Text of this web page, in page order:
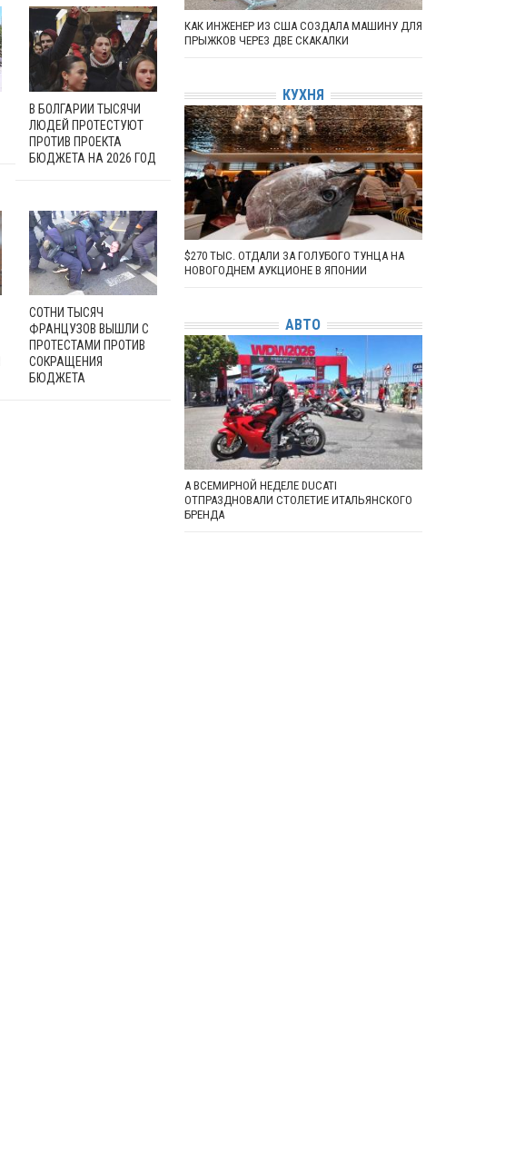
В БОЛГАРИИ ТЫСЯЧИ
ЛЮДЕЙ ПРОТЕСТУЮТ
ПРОТИВ ПРОЕКТА
БЮДЖЕТА НА 2026 ГОД
СОТНИ ТЫСЯЧ
ФРАНЦУЗОВ ВЫШЛИ С
ПРОТЕСТАМИ ПРОТИВ
СОКРАЩЕНИЯ
БЮДЖЕТА
КАК ИНЖЕНЕР ИЗ США СОЗДАЛА МАШИНУ ДЛЯ
ПРЫЖКОВ ЧЕРЕЗ ДВЕ СКАКАЛКИ
КУХНЯ
$270 ТЫС. ОТДАЛИ ЗА ГОЛУБОГО ТУНЦА НА
НОВОГОДНЕМ АУКЦИОНЕ В ЯПОНИИ
АВТО
А ВСЕМИРНОЙ НЕДЕЛЕ DUCATI
ОТПРАЗДНОВАЛИ СТОЛЕТИЕ ИТАЛЬЯНСКОГО
БРЕНДА